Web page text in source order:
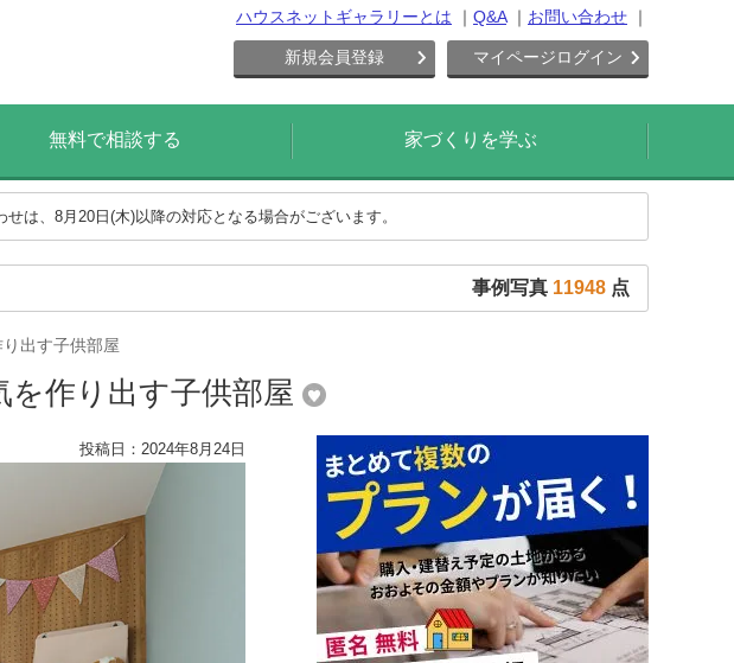
ハウスネットギャラリーとは Q&A お問い合わせ
新規会員登録 マイページログイン
無料で相談する 家づくりを学ぶ
は、8月20日(木)以降の対応となる場合がございます。
事例写真 11948 点
出す子供部屋
作り出す子供部屋
投稿日：2024年8月24日